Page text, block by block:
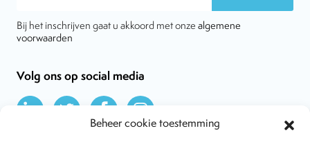
Beheer cookie toestemming
Bij het inschrijven gaat u akkoord met onze algemene
voorwaarden
Volg ons op social media